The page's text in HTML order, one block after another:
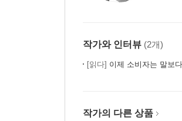
1. 눈낮이 - 장사꾼 언어가 아
지식격차를 줄여라 | 메아리
2. 가치부여 - 바꾸고 편집하
작가와 인터뷰 (2개)
[읽다] 이제 소비자는 말보
작가의 다른 상품